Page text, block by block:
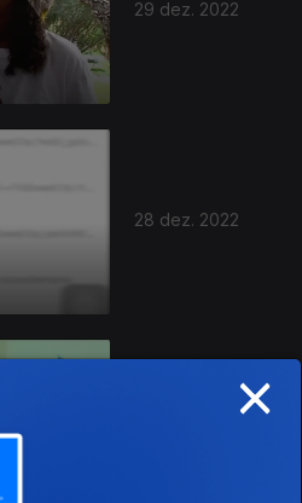
29 dez. 2022
28 dez. 2022
×